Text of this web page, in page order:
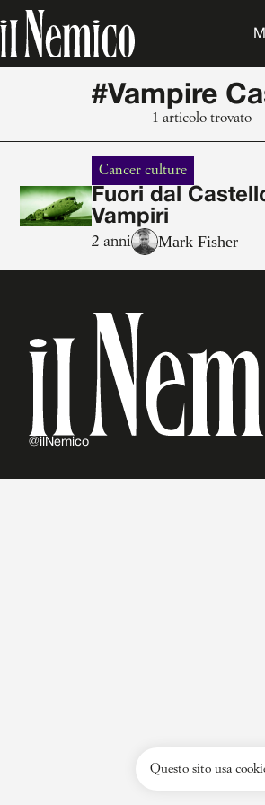
#Vampire
1 articolo trovato
Cancer culture
Fuori dal
Vampiri
2 anni Mark Fisher
@ilNemico
Questo sito usa